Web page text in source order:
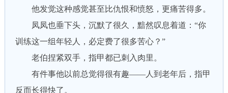
他发觉这种感觉甚至比仇恨和愤怒，更痛苦得多。
凤凤也垂下头，沉默了很久，黯然叹息着道：“你
训练这一组年轻人，必定费了很多苦心？”
老伯捏紧双手，指甲都已刺入肉里。
有件事他以前总觉得很有趣——人到老年后，指甲
反而长得快了。